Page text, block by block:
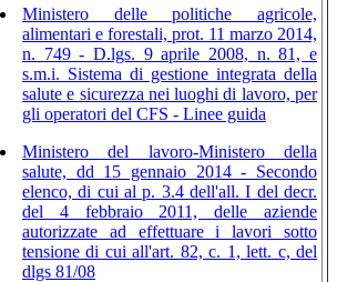
Ministero delle politiche agricole,
alimentari e forestali, prot. 11 marzo 2014,
n. 749 - D.lgs. 9 aprile 2008, n. 81, e
s.m.i. Sistema di gestione integrata della
salute e sicurezza nei luoghi di lavoro, per
gli operatori del CFS - Linee guida
Ministero del lavoro-Ministero della
salute, dd 15 gennaio 2014 - Secondo
elenco, di cui al p. 3.4 dell'all. I del decr.
del 4 febbraio 2011, delle aziende
autorizzate ad effettuare i lavori sotto
tensione di cui all'art. 82, c. 1, lett. c, del
dlgs 81/08